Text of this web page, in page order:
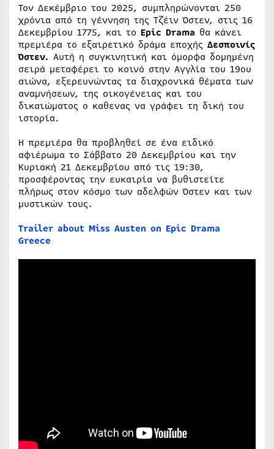
Τον Δεκέμβριο του 2025, συμπληρώνονται 250
χρόνια από τη γέννηση της Τζέιν Όστεν, στις 16
Δεκεμβρίου 1775, και το Epic Drama θα κάνει
πρεμιέρα το εξαιρετικό δράμα εποχής Δεσποινίς
Όστεν. Αυτή η συγκινητική και όμορφα δομημένη
σειρά μεταφέρει το κοινό στην Αγγλία του 19ου
αιώνα, εξερευνώντας τα διαχρονικά θέματα των
αναμνήσεων, της οικογένειας και του
δικαιώματος ο καθενας να γράφει τη δική του
ιστορία.
Η πρεμιέρα θα προβληθεί σε ένα ειδικό
αφιέρωμα το Σάββατο 20 Δεκεμβρίου και την
Κυριακή 21 Δεκεμβρίου από τις 19:30,
προσφέροντας την ευκαιρία να βυθιστείτε
πλήρως στον κόσμο των αδελφών Όστεν και των
μυστικών τους.
Trailer about Miss Austen on Epic Drama
Greece